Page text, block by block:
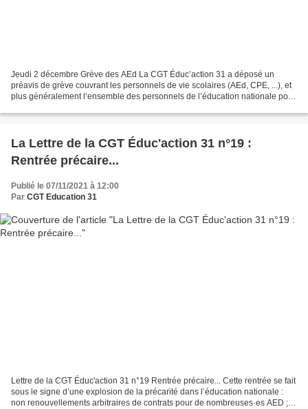
Jeudi 2 décembre Grève des AEd La CGT Éduc’action 31 a déposé un
préavis de grève couvrant les personnels de vie scolaires (AEd, CPE, ...), et
plus généralement l’ensemble des personnels de l’éducation nationale pour
La Lettre de la CGT Éduc'action 31 n°19 :
Rentrée précaire...
Publié le 07/11/2021 à 12:00
Par CGT Education 31
Lettre de la CGT Éduc'action 31 n°19 Rentrée précaire... Cette rentrée se fait
sous le signe d’une explosion de la précarité dans l’éducation nationale :
non renouvellements arbitraires de contrats pour de nombreuses·es AED ;